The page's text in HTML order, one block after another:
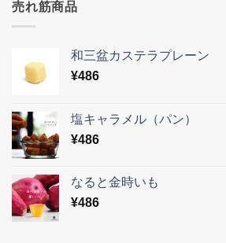
売れ筋商品
和三盆カステラプレーン
¥486
塩キャラメル（パン）
¥486
なると金時いも
¥486